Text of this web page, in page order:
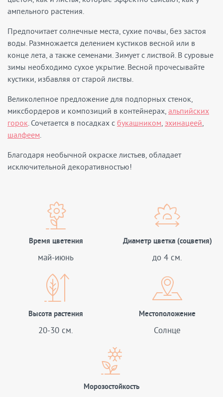
ампельного растения.
Предпочитает солнечные места, сухие почвы, без застоя
воды. Размножается делением кустиков весной или в
конце лета, а также семенами. Зимует с листвой. В суровые
зимы необходимо сухое укрытие. Весной прочесывайте
кустики, избавляя от старой листвы.
Великолепное предложение для подпорных стенок,
миксбордеров и композиций в контейнерах, альпийских
горок. Сочетается в посадках с букашником, эхинацеей,
шалфеем.
Благодаря необычной окраске листьев, обладает
исключительной декоративностью!
Время цветения
май-июнь
Диаметр цветка (соцветия)
до 4 см.
Высота растения
20-30 см.
Местоположение
Солнце
Морозостойкость